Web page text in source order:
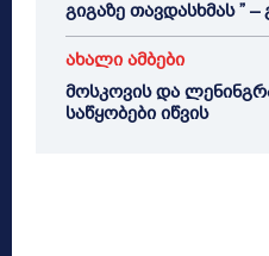
გიგაზე თავდასხმას ”
ახალი ამბები
მოსკოვის და
საწყობები იწვის